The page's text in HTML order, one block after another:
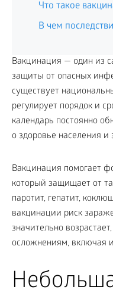
Что такое
В чем
Вакцинация — один из
защиты от опасных
существует
регулирует порядок и
календарь постоянно
о здоровье населения
Вакцинация помогает
который защищает от
паротит, гепатит,
вакцинации риск
значительно
осложнениям, включая